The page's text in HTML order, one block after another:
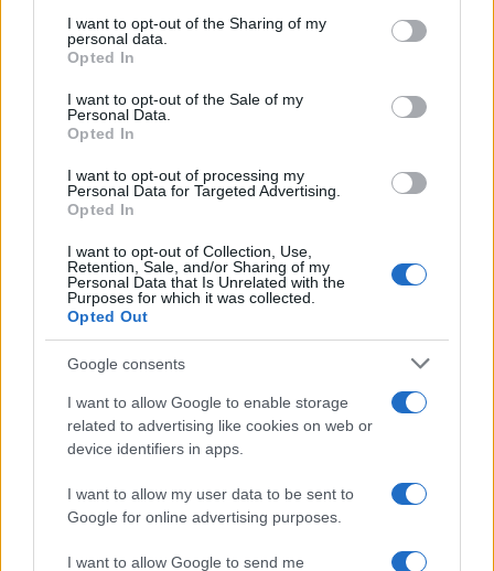
not limited to your visit or usage behaviour. You may click to
grant or deny consent to Google and its third-party tags to
use your data for below specified purposes in below Google
consent section.
I want to opt-out of the Sharing of my
personal data.
Opted In
I want to opt-out of the Sale of my
Personal Data.
Opted In
I want to opt-out of processing my
Personal Data for Targeted Advertising.
Opted In
I want to opt-out of Collection, Use,
Retention, Sale, and/or Sharing of my
Personal Data that Is Unrelated with the
Purposes for which it was collected.
Opted Out
Google consents
I want to allow Google to enable storage
related to advertising like cookies on web or
device identifiers in apps.
I want to allow my user data to be sent to
Google for online advertising purposes.
I want to allow Google to send me
Le associazioni di settore del gas hanno lanciato
un appello affinché la proroga della direttiva non
evidenziano la necessità di un approccio
pragmatico che consideri sia le esigenze
ambientali sia quelle economiche. La sostenibilità
deve essere un obiettivo condiviso, ma non a
scapito della stabilità economica.
AiAdhubMedia